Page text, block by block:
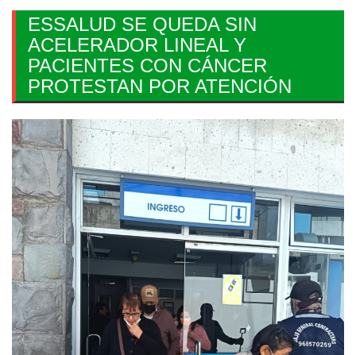
ESSALUD SE QUEDA SIN
ACELERADOR LINEAL Y
PACIENTES CON CÁNCER
PROTESTAN POR ATENCIÓN